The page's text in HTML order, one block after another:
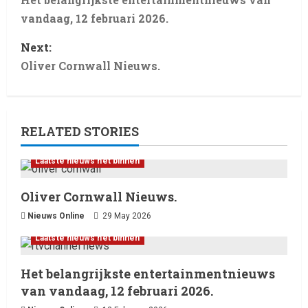
vandaag, 12 februari 2026.
Next:
Oliver Cornwall Nieuws.
RELATED STORIES
Laatste nieuws net binnen
Oliver Cornwall Nieuws.
Nieuws Online 29 May 2026
Laatste nieuws net binnen
Het belangrijkste entertainmentnieuws
van vandaag, 12 februari 2026.
Billboard wordt vandaag, 13
door Ella Langley, die met haar
track “Choosin’ Texas” haar
Hot 100 heeft behaald.
Laatste nieuws net binnen
entertainmentnieuws van
vandaag, 12 februari 2026.